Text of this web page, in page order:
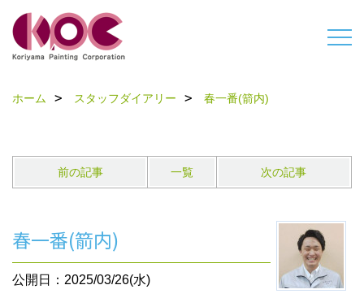
ホーム スタッフダイアリー 春一番(箭内)
前の記事 一覧 次の記事
春一番(箭内)
公開日：2025/03/26(水)